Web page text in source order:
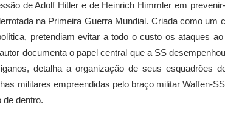
de Adolf Hitler e de Heinrich Himmler em
na Primeira Guerra Mundial. Criada como um
pretendiam evitar a todo o custo os ataques
documenta o papel central que a SS
detalha a organização de seus esquadrões
militares empreendidas pelo braço militar Waffen-
de dentro.